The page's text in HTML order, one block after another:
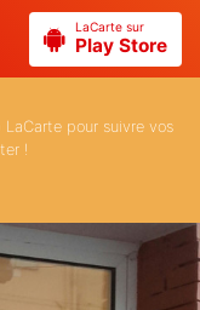
LaCarte sur
Play Store
pour suivre vos
!